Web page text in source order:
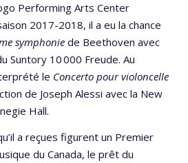
Performing Arts Center
2017-2018, il a eu la chance
symphonie de Beethoven avec
Suntory 10 000 Freude. Au
le Concerto pour violoncelle
de Joseph Alessi avec la New
Hall.
a reçues figurent un Premier
du Canada, le prêt du